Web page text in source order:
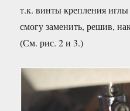
т.к. винты крепления иглы
смогу заменить, решив,
(См. рис. 2 и 3.)